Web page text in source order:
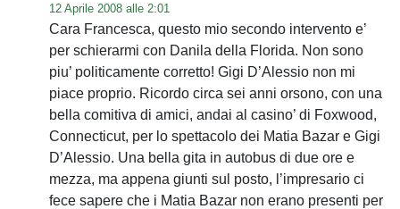
12 Aprile 2008 alle 2:01
Cara Francesca, questo mio secondo intervento e’
per schierarmi con Danila della Florida. Non sono
piu’ politicamente corretto! Gigi D’Alessio non mi
piace proprio. Ricordo circa sei anni orsono, con una
bella comitiva di amici, andai al casino’ di Foxwood,
Connecticut, per lo spettacolo dei Matia Bazar e Gigi
D’Alessio. Una bella gita in autobus di due ore e
mezza, ma appena giunti sul posto, l’impresario ci
fece sapere che i Matia Bazar non erano presenti per